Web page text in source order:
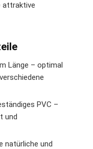
attraktive
Länge – optimal
PVC –
und
natürliche und